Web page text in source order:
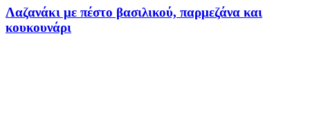
Λαζανάκι με πέστο βασιλικού, παρμεζάνα και
κουκουνάρι